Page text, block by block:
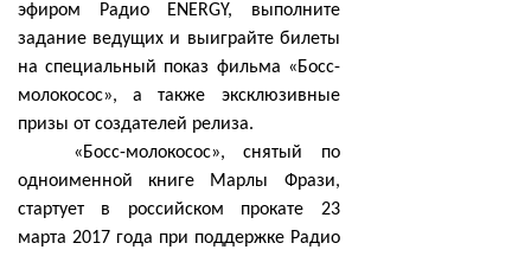
эфиром Радио ENERGY, выполните
задание ведущих и выиграйте билеты
на специальный показ фильма «Босс-
молокосос», а также эксклюзивные
призы от создателей релиза.
«Босс-молокосос», снятый по
одноименной книге Марлы Фрази,
стартует в российском прокате 23
марта 2017 года при поддержке Радио